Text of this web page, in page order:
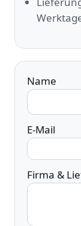
Name
E‑Mail
Firma &